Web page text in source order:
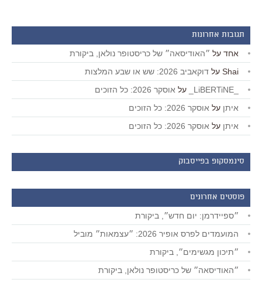
תגובות אחרונות
אחד על ״האודיסאה״ של כריסטופר נולאן, ביקורת
Shai על דוקאביב 2026: שש או שבע המלצות
על אוסקר 2026: כל הזוכים
איתן על אוסקר 2026: כל הזוכים
איתן על אוסקר 2026: כל הזוכים
סינמסקופ בפייסבוק
פוסטים אחרונים
״ספיידרמן: יום חדש״, ביקורת
המועמדים לפרס אופיר 2026: ״עצמאות״ מוביל
״תיכון מגשימים״, ביקורת
״האודיסאה״ של כריסטופר נולאן, ביקורת